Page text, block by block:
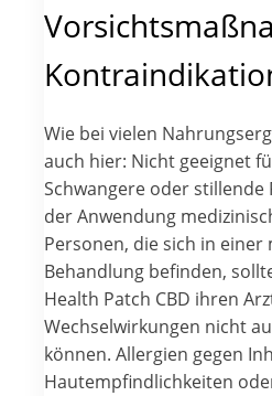
Wie bei vielen
auch hier: Nicht geeignet
Schwangere oder
der Anwendung
Personen, die sich in
Behandlung befinden,
Health Patch CBD ihren
Wechselwirkungen nicht
können. Allergien gegen
Hautempfindlichkeiten